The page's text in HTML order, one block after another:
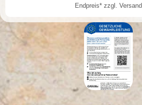
Endpreis* zzgl. Versand